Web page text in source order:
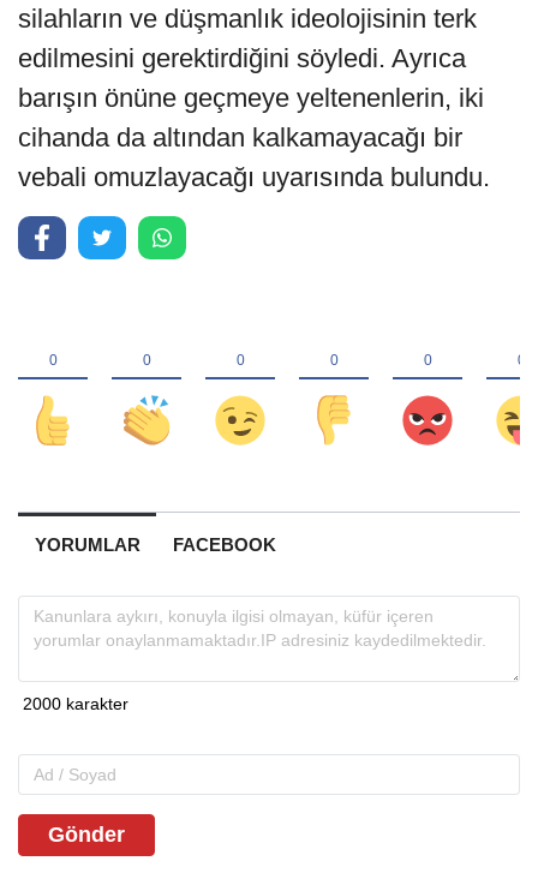
silahların ve düşmanlık ideolojisinin terk
edilmesini gerektirdiğini söyledi. Ayrıca
barışın önüne geçmeye yeltenenlerin, iki
cihanda da altından kalkamayacağı bir
vebali omuzlayacağı uyarısında bulundu.
YORUMLAR FACEBOOK
Gönder